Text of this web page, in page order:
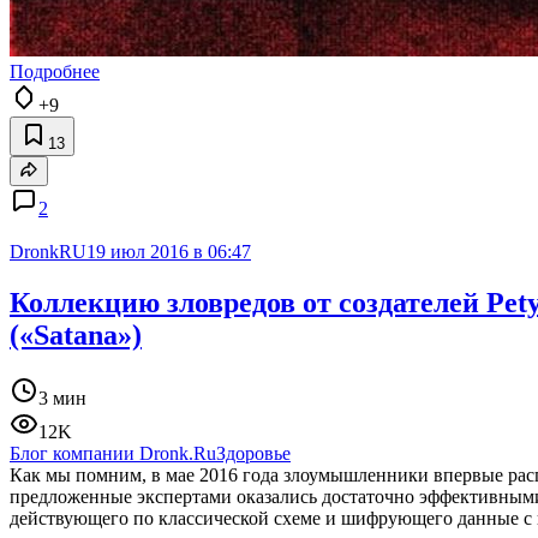
Подробнее
+9
13
2
DronkRU19 июл 2016 в 06:47
Коллекцию зловредов от создателей
(«Satana»)
3 мин
12K
Блог компании Dronk.RuЗдоровье
Как мы помним, в мае 2016 года злоумышленники впервые
предложенные экспертами оказались достаточно
действующего по классической схеме и шифрующего данные